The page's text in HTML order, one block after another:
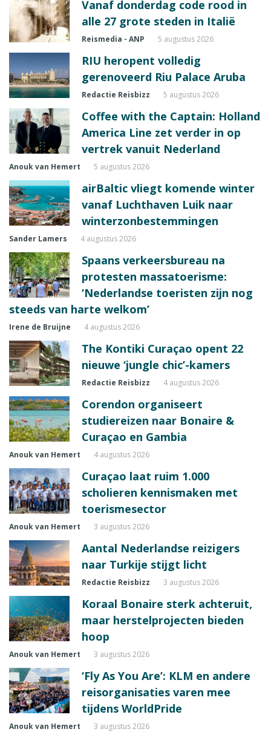
Vanaf donderdag code rood in
alle 27 grote steden in Italië
Reismedia - ANP 5 augustus 2026
RIU heropent volledig
gerenoveerd Riu Palace Aruba
Redactie Reisbizz 5 augustus 2026
Coffee with the Captain: Holland
America Line zet verder in op
vertrek vanuit Nederland
Anouk van Hemert 5 augustus 2026
airBaltic vliegt komende winter
vanaf Luchthaven Luik naar
winterzonbestemmingen
Sander Lamers 4 augustus 2026
Spaans verkeersbureau na
protesten massatoerisme:
‘Nederlandse toeristen zijn nog
steeds van harte welkom’
Irene de Bruijne 4 augustus 2026
The Kontiki Curaçao opent 22
nieuwe ‘jungle chic’-kamers
Redactie Reisbizz 4 augustus 2026
Corendon organiseert
studiereizen naar Bonaire &
Curaçao en Gambia
Anouk van Hemert 4 augustus 2026
Curaçao laat ruim 1.000
scholieren kennismaken met
toerismesector
Anouk van Hemert 3 augustus 2026
Aantal Nederlandse reizigers
naar Turkije stijgt licht
Redactie Reisbizz 3 augustus 2026
Koraal Bonaire sterk achteruit,
maar herstelprojecten bieden
hoop
Anouk van Hemert 3 augustus 2026
‘Fly As You Are’: KLM en andere
reisorganisaties varen mee
tijdens WorldPride
Anouk van Hemert 3 augustus 2026